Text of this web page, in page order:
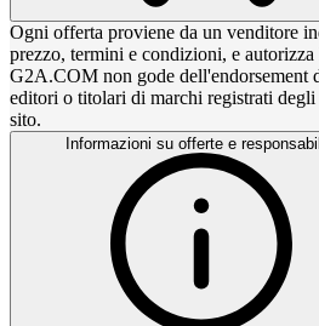
Ogni offerta proviene da un venditore
prezzo, termini e condizioni, e autorizza
G2A.COM non gode dell'endorsement
editori o titolari di marchi registrati
sito.
Informazioni su offerte e